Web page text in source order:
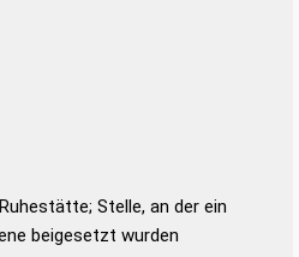
Stelle, an der ein
beigesetzt wurden